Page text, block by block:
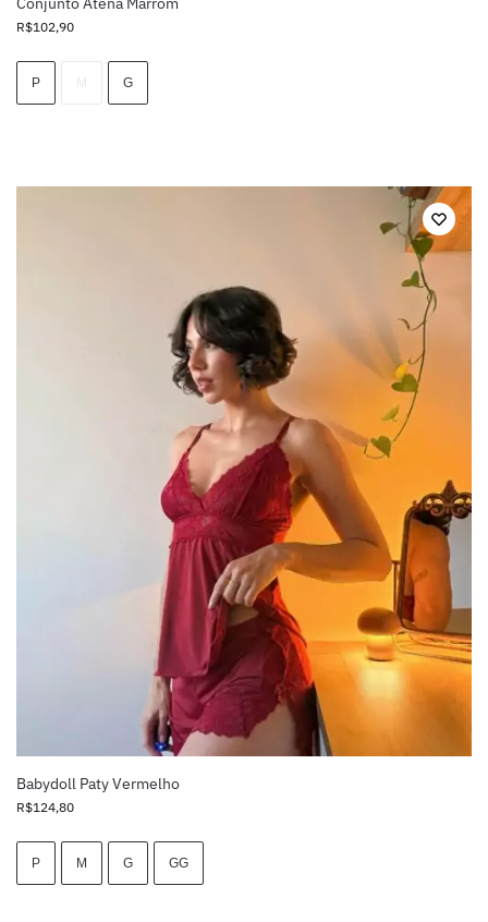
R$102,90
P G
Babydoll Paty Vermelho
R$124,80
P M G GG